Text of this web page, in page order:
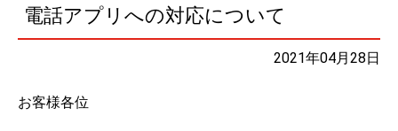
電話アプリへの対応について
2021年04月28日
お客様各位